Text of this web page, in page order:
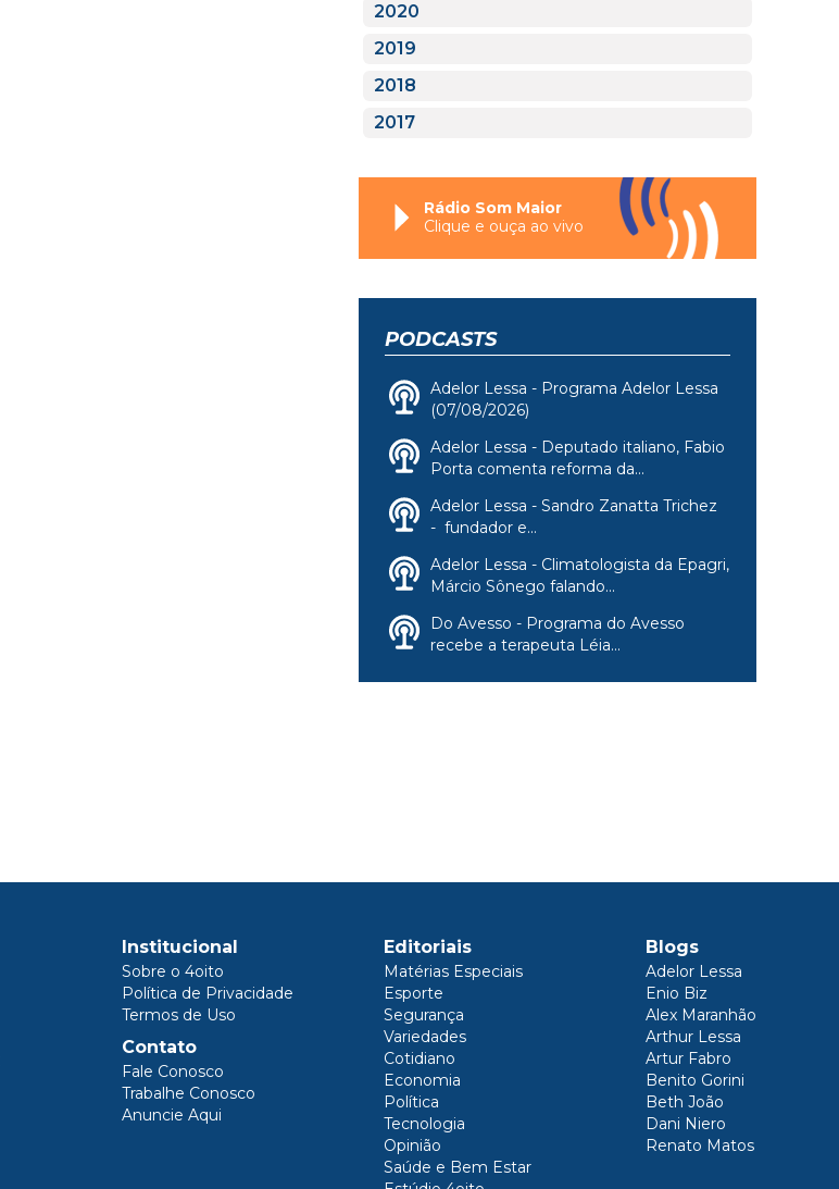
2020
2019
2018
2017
Rádio Som Maior
Clique e ouça ao vivo
PODCASTS
Adelor Lessa - Programa Adelor Lessa
(07/08/2026)
Adelor Lessa - Deputado italiano, Fabio
Porta comenta reforma da...
Adelor Lessa - Sandro Zanatta Trichez
- fundador e...
Adelor Lessa - Climatologista da Epagri,
Márcio Sônego falando...
Do Avesso - Programa do Avesso
recebe a terapeuta Léia...
Institucional
Sobre o 4oito
Política de Privacidade
Termos de Uso
Contato
Fale Conosco
Trabalhe Conosco
Anuncie Aqui
Editoriais
Matérias Especiais
Esporte
Segurança
Variedades
Cotidiano
Economia
Política
Tecnologia
Opinião
Saúde e Bem Estar
Blogs
Adelor Lessa
Enio Biz
Alex Maranhão
Arthur Lessa
Artur Fabro
Benito Gorini
Beth João
Dani Niero
Renato Matos